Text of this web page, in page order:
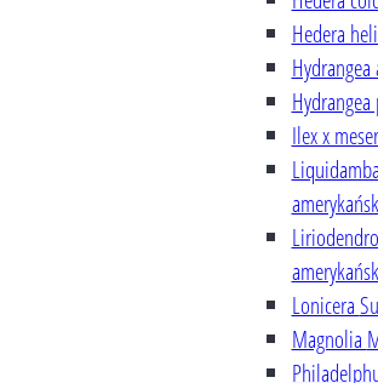
Hedera
Ilex x
Lonicera
Magnolia